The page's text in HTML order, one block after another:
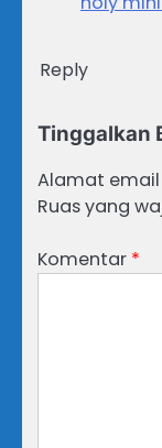
Reply
Tinggalkan
Alamat email
Ruas yang
Komentar *